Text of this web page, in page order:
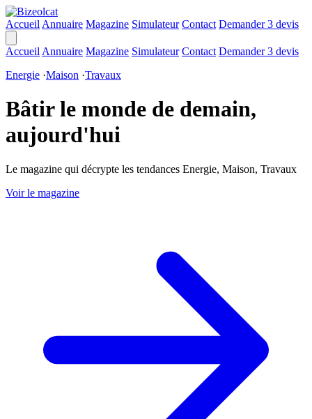
Accueil Annuaire Magazine Simulateur Contact Demander 3 devis
Accueil Annuaire Magazine Simulateur Contact Demander 3 devis
Energie ·Maison ·Travaux
Bâtir le monde de demain,
aujourd'hui
Le magazine qui décrypte les tendances Energie, Maison, Travaux
Voir le magazine